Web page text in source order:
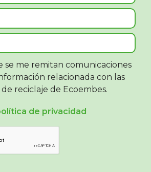
se me remitan comunicaciones
relacionada con las
reciclaje de Ecoembes.
de privacidad